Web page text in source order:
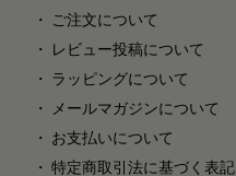
ご注文について
レビュー投稿について
ラッピングについて
メールマガジンについて
お支払いについて
特定商取引法に基づく表記